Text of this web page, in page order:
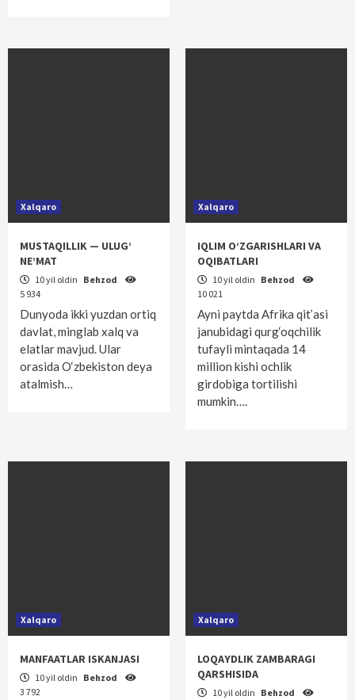
Xalqaro
MUSTAQILLIK — ULUG‘
NE’MAT
10 yil oldin Behzod
5 934
Dunyoda ikki yuzdan ortiq
davlat, minglab xalq va
elatlar mavjud. Ular
orasida O‘zbekiston deya
atalmish…
Xalqaro
IQLIM O‘ZGARISHLARI VA
OQIBATLARI
10 yil oldin Behzod
10 021
Ayni paytda Afrika qit’asi
janubidagi qurg‘oqchilik
tufayli mintaqada 14
million kishi ochlik
girdobiga tortilishi
mumkin….
Xalqaro
MANFAATLAR ISKANJASI
10 yil oldin Behzod
3 792
Xalqaro
LOQAYDLIK ZAMBARAGI
QARSHISIDA
10 yil oldin Behzod